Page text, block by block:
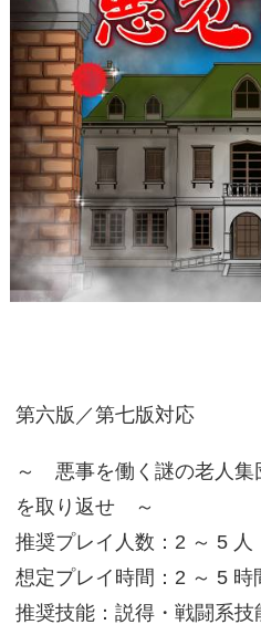
第六版／第七版対応
～ 悪事を働く謎の老人集
を取り返せ ～
推奨プレイ人数：2 ～ 5 人
想定プレイ時間：2 ～ 5 時
推奨技能：説得・戦闘系